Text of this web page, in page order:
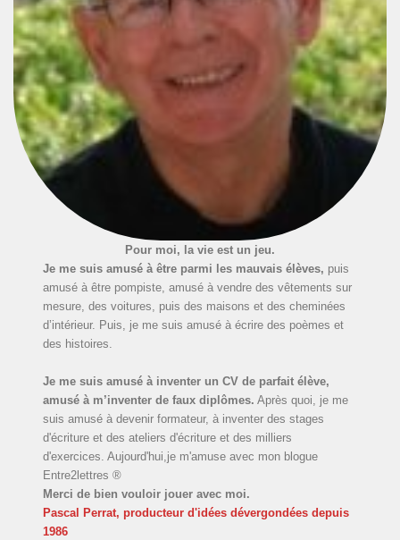
Pour moi, la vie est un jeu.
Je me suis amusé à être parmi les mauvais élèves, puis
amusé à être pompiste, amusé à vendre des vêtements sur
mesure, des voitures, puis des maisons et des cheminées
d’intérieur. Puis, je me suis amusé à écrire des poèmes et
des histoires.
Je me suis amusé à inventer un CV de parfait élève,
amusé à m’inventer de faux diplômes. Après quoi, je me
suis amusé à devenir formateur, à inventer des stages
d'écriture et des ateliers d'écriture et des milliers
d'exercices. Aujourd'hui,je m'amuse avec mon blogue
Entre2lettres ®
Merci de bien vouloir jouer avec moi.
Pascal Perrat, producteur d'idées dévergondées depuis
1986